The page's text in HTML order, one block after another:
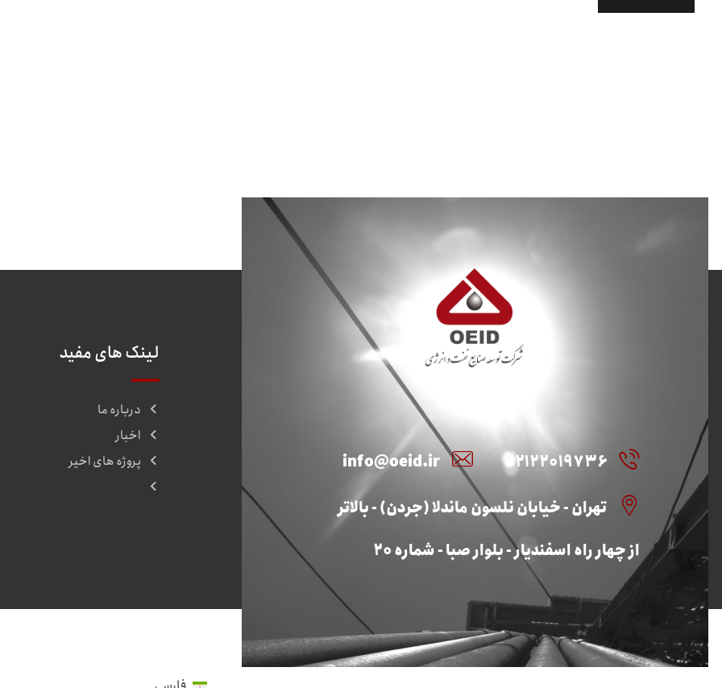
۰۲۱۲۲۰۱۹۷۳۶ info@oeid.ir
تهران - خیابان نلسون ماندلا (جردن) - بالاتر
از چهار راه اسفندیار - بلوار صبا - شماره ۲۰
لینک های مفید
درباره ما
اخبار
پروژه های اخیر